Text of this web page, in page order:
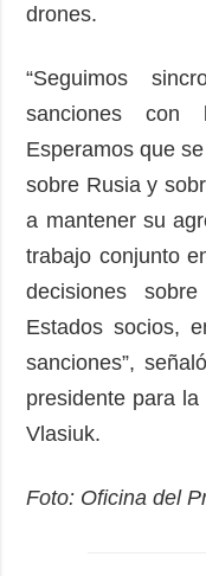
drones.
“Seguimos
sanciones
Esperamos que
sobre Rusia y
a mantener su
trabajo conjunto
decisiones
Estados socios,
sanciones”,
presidente para
Vlasiuk.
Foto: Oficina del